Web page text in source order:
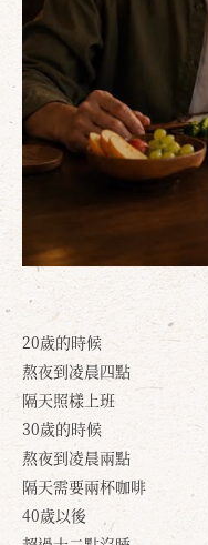
20歲的時候
熬夜到凌晨四點
隔天照樣上班
30歲的時候
熬夜到凌晨兩點
隔天需要兩杯咖啡
40歲以後